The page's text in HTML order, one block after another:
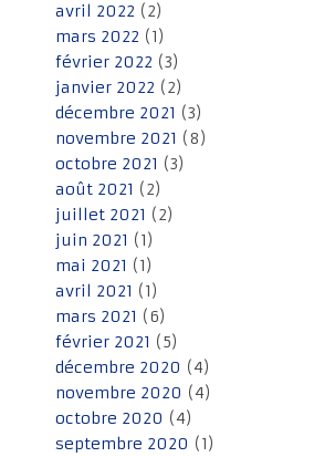
avril 2022 (2)
mars 2022 (1)
février 2022 (3)
janvier 2022 (2)
décembre 2021 (3)
novembre 2021 (8)
octobre 2021 (3)
août 2021 (2)
juillet 2021 (2)
juin 2021 (1)
mai 2021 (1)
avril 2021 (1)
mars 2021 (6)
février 2021 (5)
décembre 2020 (4)
novembre 2020 (4)
octobre 2020 (4)
septembre 2020 (1)